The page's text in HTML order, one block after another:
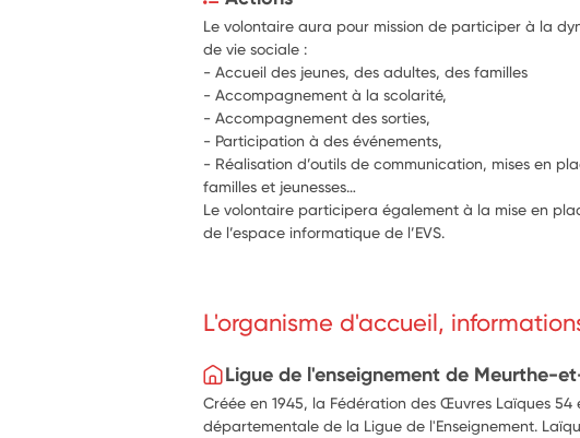
Le volontaire aura pour mission de participer à la
de vie sociale :
- Accueil des jeunes, des adultes, des familles
- Accompagnement à la scolarité,
- Accompagnement des sorties,
- Participation à des événements,
- Réalisation d’outils de communication, mises en
familles et jeunesses…
Le volontaire participera également à la mise en
de l’espace informatique de l’EVS.
L'organisme d'accueil,
Ligue de l'enseignement de Meurthe-
Créée en 1945, la Fédération des Œuvres Laïques
départementale de la Ligue de l'Enseignement.